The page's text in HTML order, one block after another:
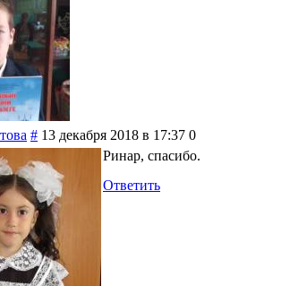
# 13 декабря 2018 в 17:37 0
Ринар, спасибо.
Ответить